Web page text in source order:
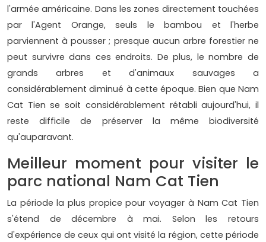
l'armée américaine. Dans les zones directement touchées
par l'Agent Orange, seuls le bambou et l'herbe
parviennent à pousser ; presque aucun arbre forestier ne
peut survivre dans ces endroits. De plus, le nombre de
grands arbres et d'animaux sauvages a
considérablement diminué à cette époque. Bien que Nam
Cat Tien se soit considérablement rétabli aujourd'hui, il
reste difficile de préserver la même biodiversité
qu'auparavant.
Meilleur moment pour visiter le
parc national Nam Cat Tien
La période la plus propice pour voyager à Nam Cat Tien
s'étend de décembre à mai. Selon les retours
d'expérience de ceux qui ont visité la région, cette période